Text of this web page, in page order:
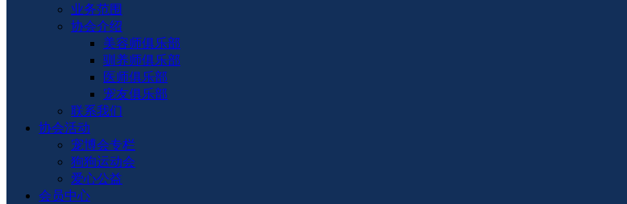
业务范围
协会介绍
美容师俱乐部
驯养师俱乐部
医师俱乐部
宠友俱乐部
联系我们
协会活动
宠博会专栏
狗狗运动会
爱心公益
会员中心